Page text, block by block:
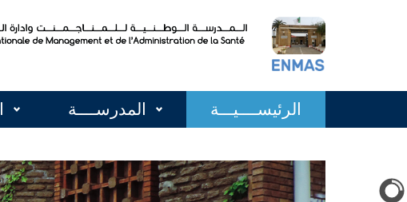
الرئيســــيـــة المدرســــة